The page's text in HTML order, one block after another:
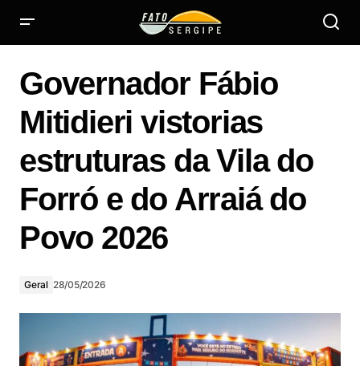
Governador Fábio
Mitidieri vistorias
estruturas da Vila do
Forró e do Arraiá do
Povo 2026
Geral 28/05/2026